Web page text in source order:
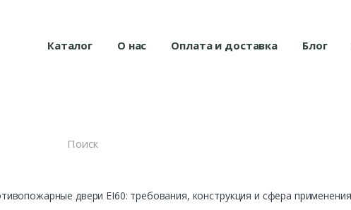
Каталог О нас Оплата и доставка Блог
h
двери EI60: требования, конструкция и сфера применения